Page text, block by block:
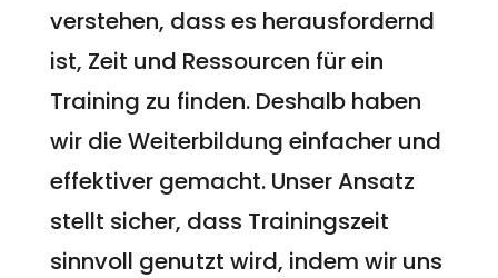
verstehen, dass es herausfordernd
ist, Zeit und Ressourcen für ein
Training zu finden. Deshalb haben
wir die Weiterbildung einfacher und
effektiver gemacht. Unser Ansatz
stellt sicher, dass Trainingszeit
sinnvoll genutzt wird, indem wir uns